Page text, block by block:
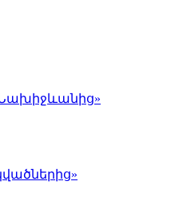
Նախիջևանից»